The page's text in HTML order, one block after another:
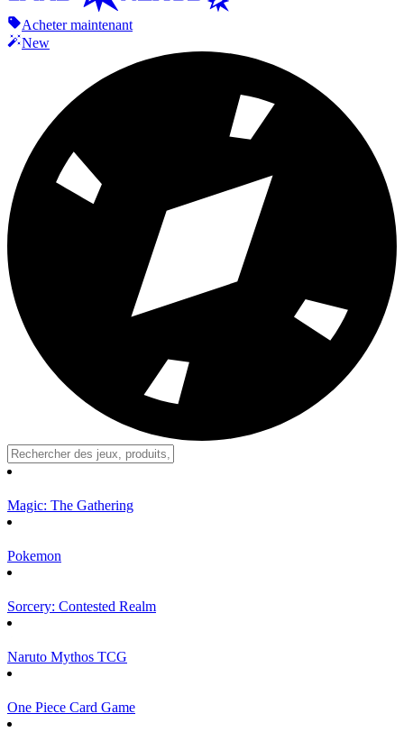
Acheter maintenant
New
Magic: The Gathering
Pokemon
Sorcery: Contested Realm
Naruto Mythos TCG
One Piece Card Game